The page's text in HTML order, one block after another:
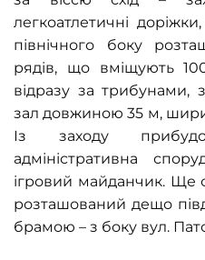
легкоатлетичні
північного боку
рядів, що вміщують
відразу за трибунами,
зал довжиною 35 м,
Із заходу
адміністративна
ігровий майданчик. Ще
розташований дещо
брамою – з боку вул.